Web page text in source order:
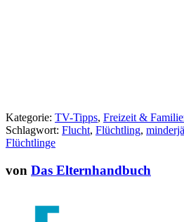
Kategorie: TV-Tipps, Freizeit &
Schlagwort: Flucht, Flüchtling,
Flüchtlinge
von Das Elternhandbuch